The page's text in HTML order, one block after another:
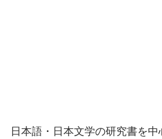
日本語・日本文学の研究書を